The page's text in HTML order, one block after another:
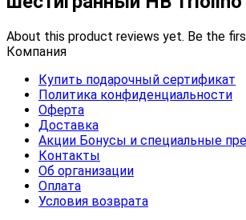
About this product reviews yet. Be the
Компания
Купить подарочный сертификат
Политика конфиденциальности
Оферта
Доставка
Акции Бонусы и специальные
Контакты
Об организации
Оплата
Условия возврата